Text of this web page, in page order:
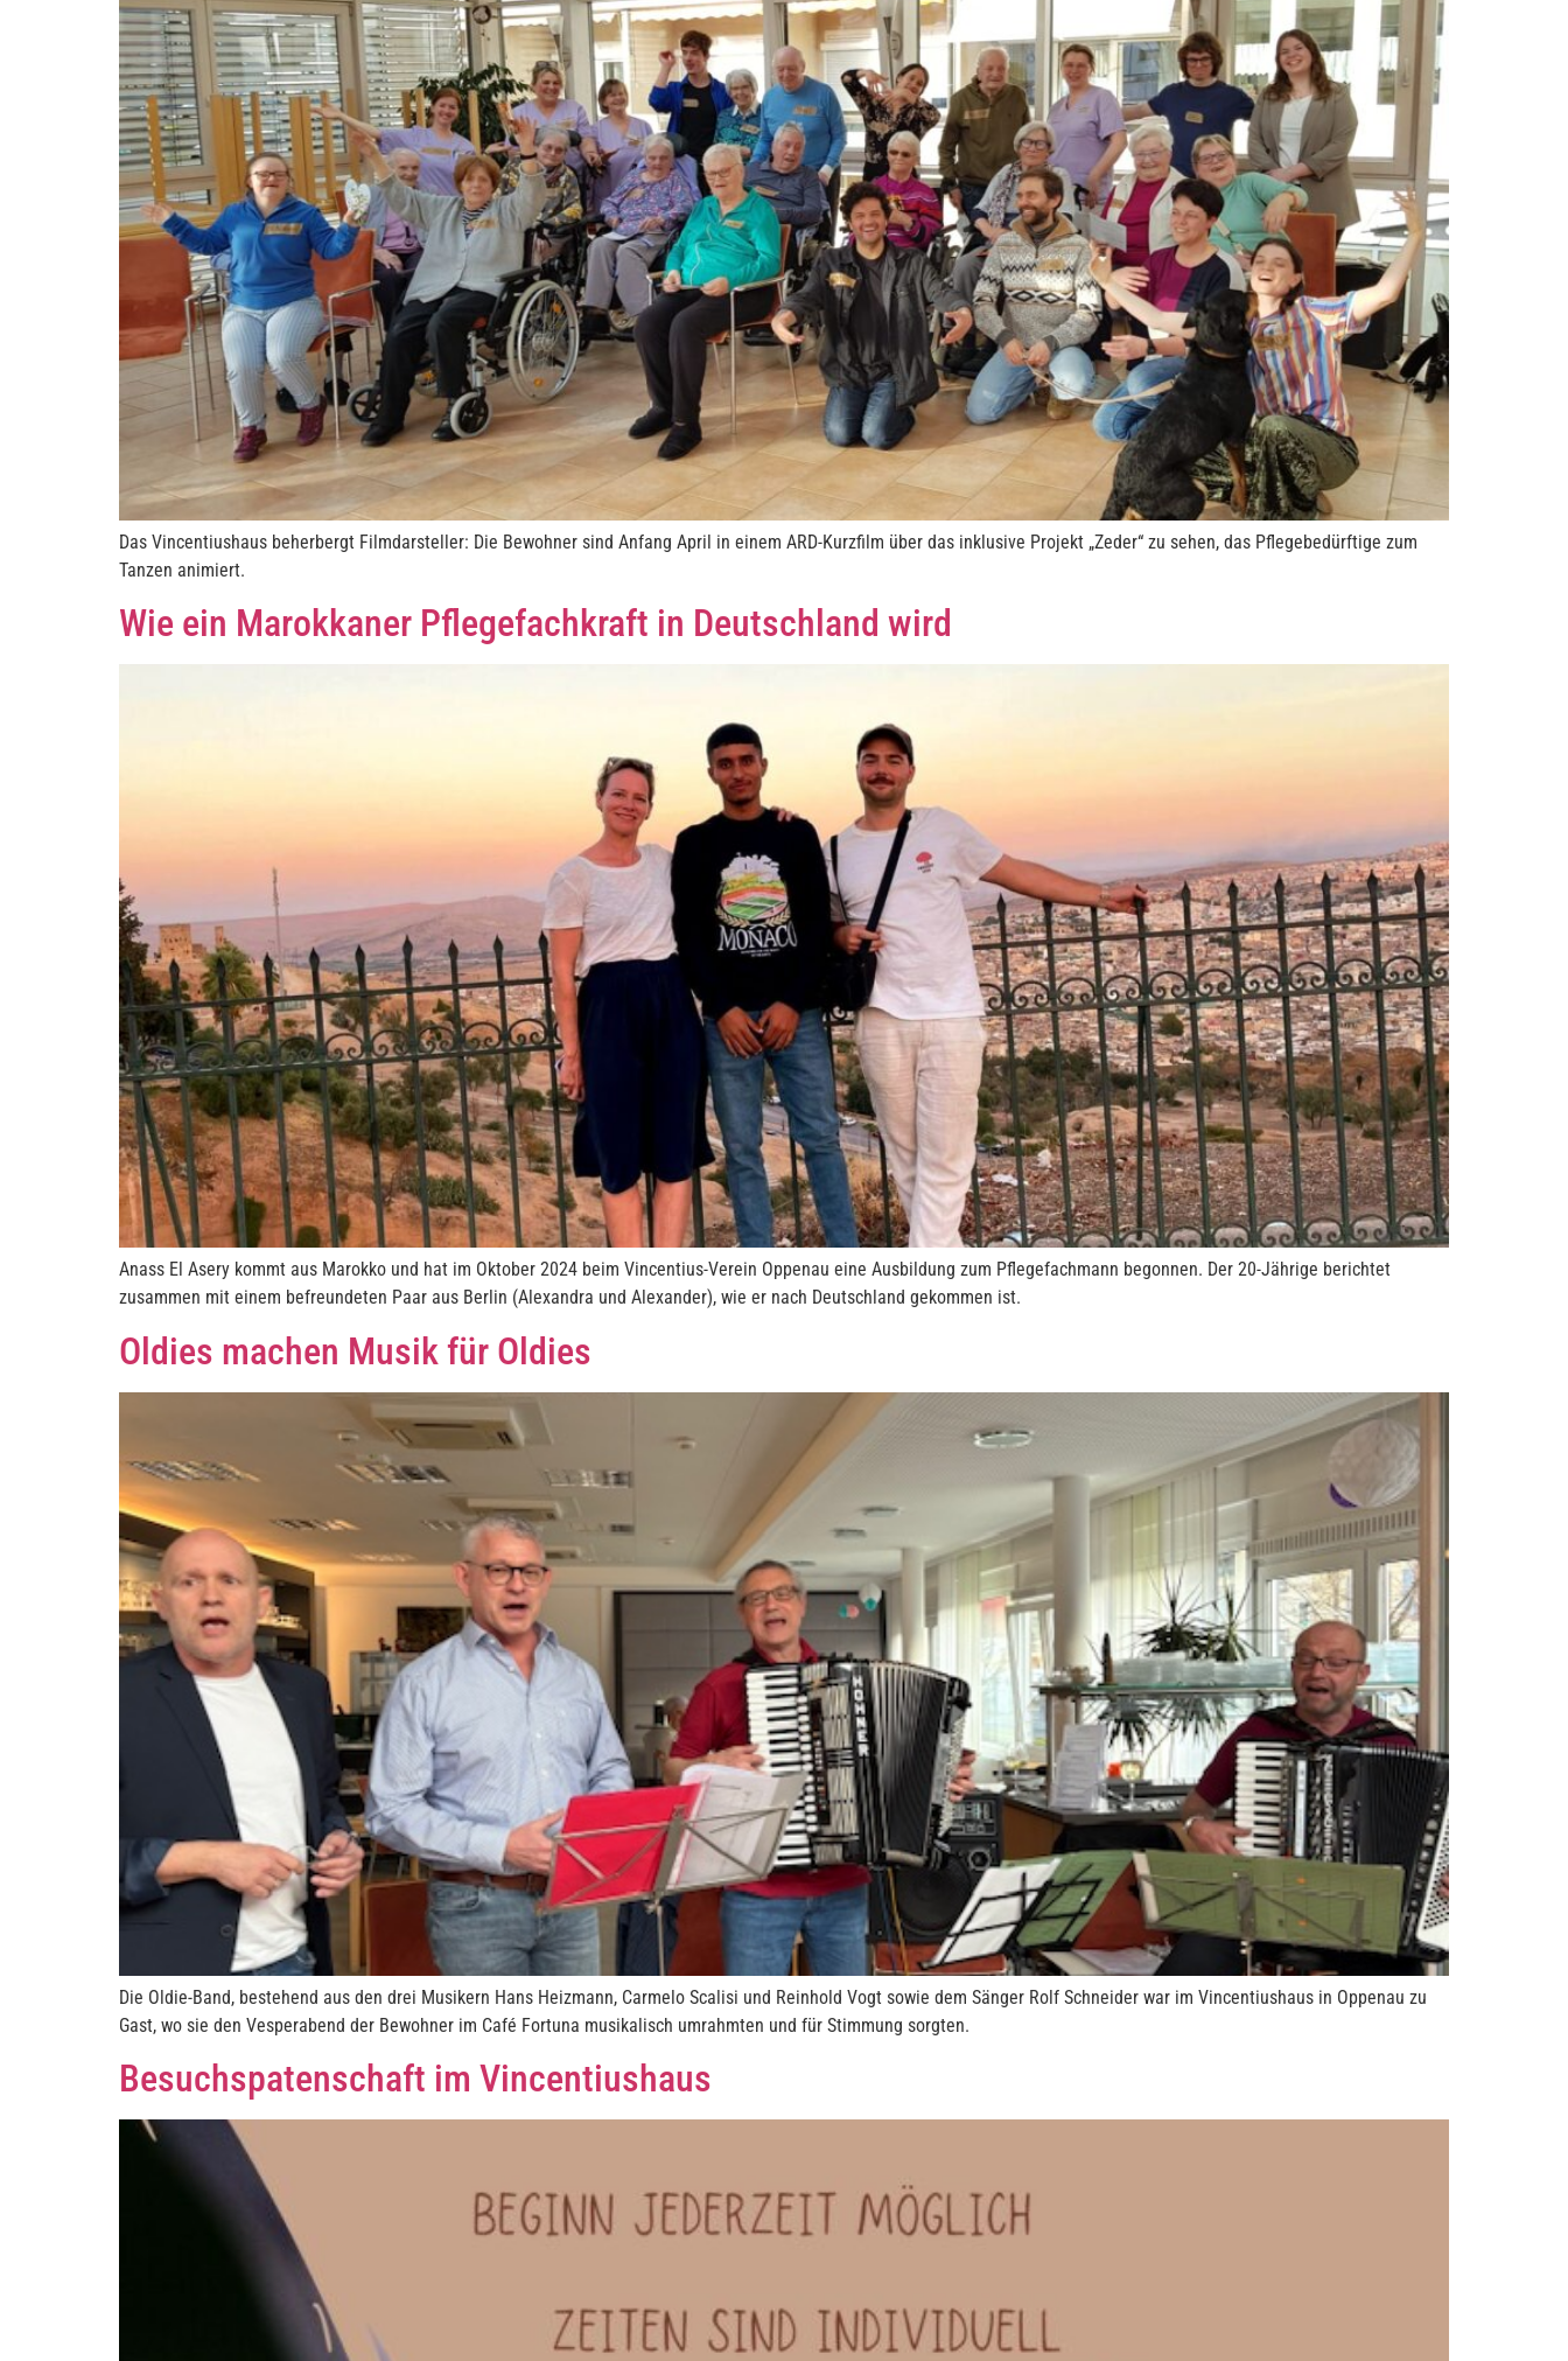
Das Vincentiushaus beherbergt Filmdarsteller: Die Bewohner sind Anfang April in einem ARD-Kurzfilm über das inklusive Projekt „Zeder“ zu sehen, das Pflegebedürftige zum
Tanzen animiert.
Wie ein Marokkaner Pflegefachkraft in Deutschland wird
Anass El Asery kommt aus Marokko und hat im Oktober 2024 beim Vincentius-Verein Oppenau eine Ausbildung zum Pflegefachmann begonnen. Der 20-Jährige berichtet
zusammen mit einem befreundeten Paar aus Berlin (Alexandra und Alexander), wie er nach Deutschland gekommen ist.
Oldies machen Musik für Oldies
Die Oldie-Band, bestehend aus den drei Musikern Hans Heizmann, Carmelo Scalisi und Reinhold Vogt sowie dem Sänger Rolf Schneider war im Vincentiushaus in Oppenau zu
Gast, wo sie den Vesperabend der Bewohner im Café Fortuna musikalisch umrahmten und für Stimmung sorgten.
Besuchspatenschaft im Vincentiushaus